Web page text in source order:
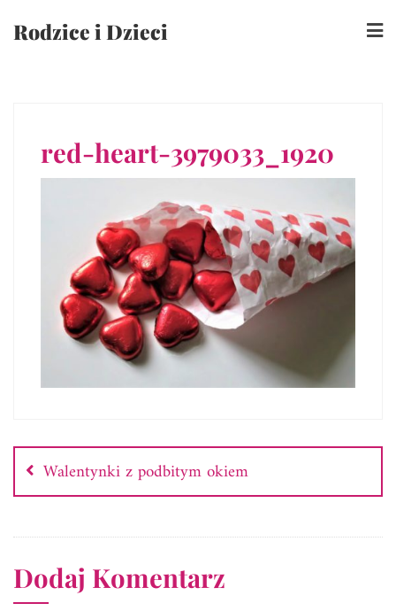
Rodzice i Dzieci
red-heart-3979033_1920
Nawigacja
wpisu
Walentynki z podbitym okiem
Dodaj Komentarz